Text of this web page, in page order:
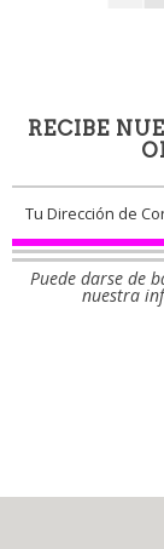
RECIBE
Puede darse de
nuestra